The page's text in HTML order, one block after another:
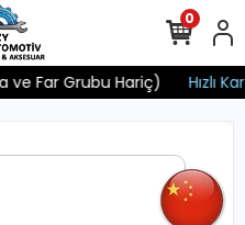
ve Far Grubu Hariç) Hızlı
0